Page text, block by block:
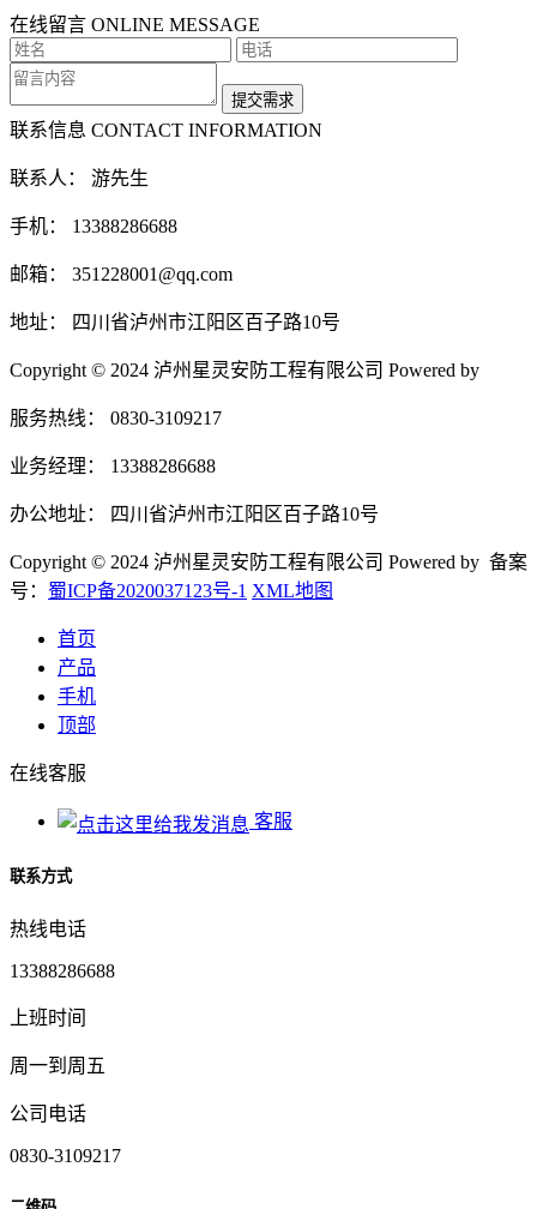
在线留言 ONLINE MESSAGE
联系信息 CONTACT INFORMATION
联系人： 游先生
手机： 13388286688
邮箱： 351228001@qq.com
地址： 四川省泸州市江阳区百子路10号
Copyright © 2024 泸州星灵安防工程有限公司 Powered by
服务热线： 0830-3109217
业务经理： 13388286688
办公地址： 四川省泸州市江阳区百子路10号
Copyright © 2024 泸州星灵安防工程有限公司 Powered by 备案
号： 蜀ICP备2020037123号-1 XML地图
首页
产品
手机
顶部
在线客服
客服
联系方式
热线电话
13388286688
上班时间
周一到周五
公司电话
0830-3109217